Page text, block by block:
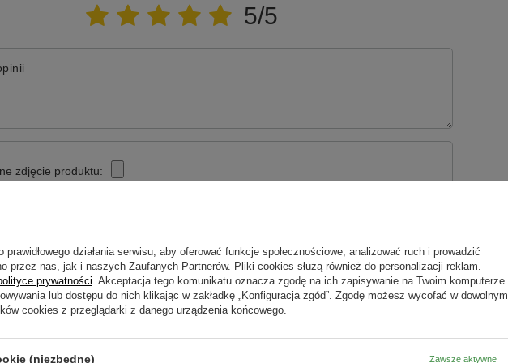
5/5
zdjęcie produktu:
Wyślij opinię
działania serwisu, aby oferować funkcje społecznościowe, analizować ruch i prowadzić
przez nas, jak i naszych Zaufanych Partnerów. Pliki cookies służą również do personalizacji reklam.
prywatności. Akceptacja tego komunikatu oznacza zgodę na ich zapisywanie na Twoim komputerze.
lub dostępu do nich klikając w zakładkę „Konfiguracja zgód”. Zgodę możesz wycofać w dowolnym
cookies z przeglądarki z danego urządzenia końcowego.
(niezbędne) Zawsze aktywne